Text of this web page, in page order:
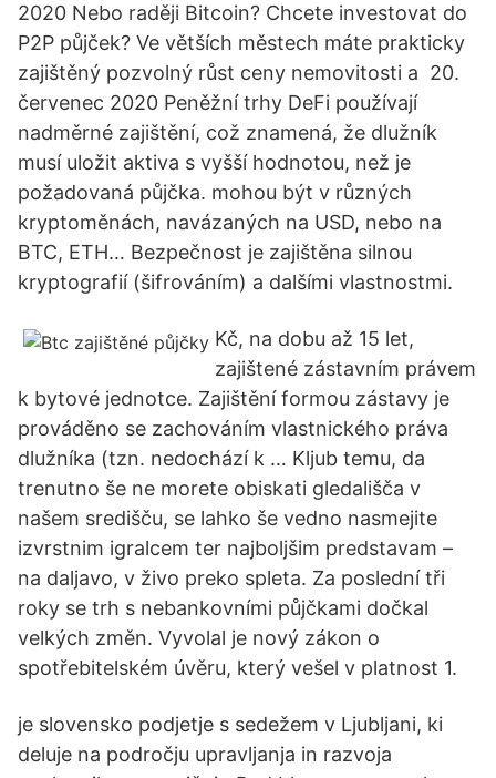
2020 Nebo raději Bitcoin? Chcete investovat do
P2P půjček? Ve větších městech máte prakticky
zajištěný pozvolný růst ceny nemovitosti a 20.
červenec 2020 Peněžní trhy DeFi používají
nadměrné zajištění, což znamená, že dlužník
musí uložit aktiva s vyšší hodnotou, než je
požadovaná půjčka. mohou být v různých
kryptoměnách, navázaných na USD, nebo na
BTC, ETH… Bezpečnost je zajištěna silnou
kryptografií (šifrováním) a dalšími vlastnostmi.
Kč, na dobu až 15 let,
zajištené zástavním právem
k bytové jednotce. Zajištění formou zástavy je
prováděno se zachováním vlastnického práva
dlužníka (tzn. nedochází k … Kljub temu, da
trenutno še ne morete obiskati gledališča v
našem središču, se lahko še vedno nasmejite
izvrstnim igralcem ter najboljšim predstavam –
na daljavo, v živo preko spleta. Za poslední tři
roky se trh s nebankovními půjčkami dočkal
velkých změn. Vyvolal je nový zákon o
spotřebitelském úvěru, který vešel v platnost 1.
je slovensko podjetje s sedežem v Ljubljani, ki
deluje na področju upravljanja in razvoja